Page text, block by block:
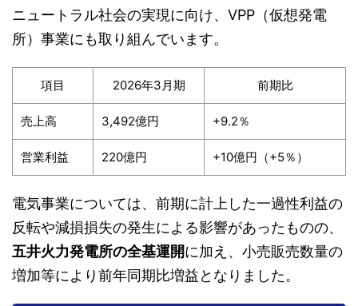
ニュートラル社会の実現に向け、VPP（仮想発電
所）事業にも取り組んでいます。
項目 2026年3月期 前期比
売上高 3,492億円 +9.2％
営業利益 220億円 +10億円（+5％）
電気事業については、前期に計上した一過性利益の
反転や減損損失の発生による影響があったものの、
五井火力発電所の全基運開に加え、小売販売数量の
増加等により前年同期比増益となりました。